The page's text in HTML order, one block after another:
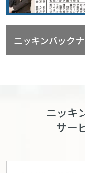
ニッキンバック
ニッキ
サー